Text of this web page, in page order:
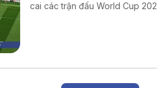
cai các trận đấu World Cup